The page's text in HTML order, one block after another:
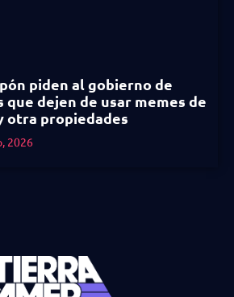
piden al gobierno de
que dejen de usar memes de
otra propiedades
2026